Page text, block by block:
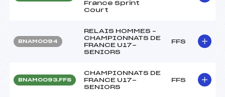
France Sprint
Court
BNAM0094
RELAIS HOMMES –
CHAMPIONNATS DE
FRANCE U17-
SENIORS
FFS
BNAM0093.FFS
CHAMPIONNATS DE
FRANCE U17-
SENIORS
FFS